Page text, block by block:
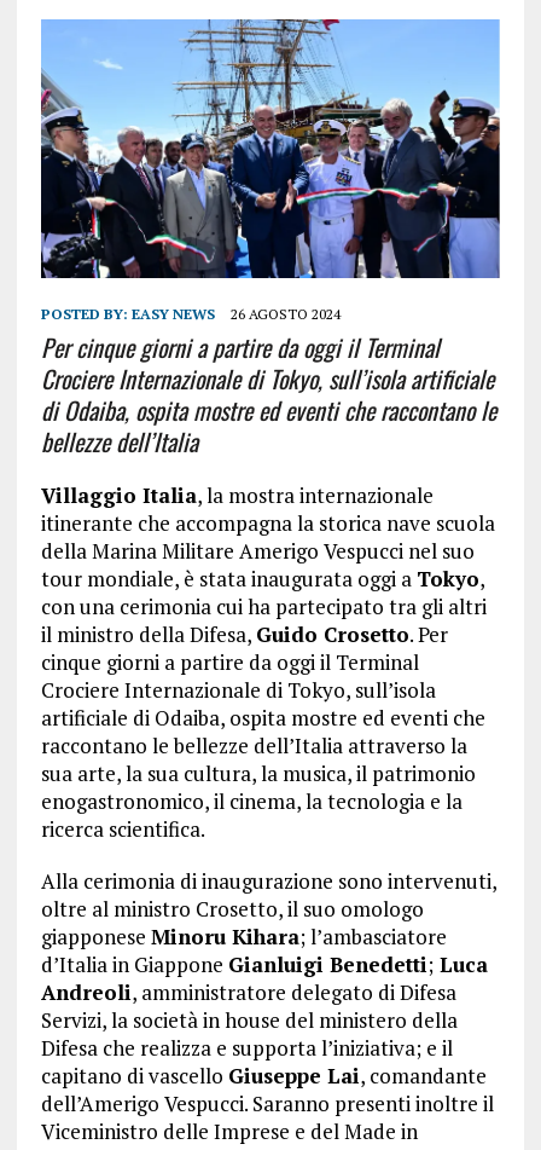
POSTED BY: EASY NEWS 26 AGOSTO 2024
Per cinque giorni a partire da oggi il Terminal
Crociere Internazionale di Tokyo, sull’isola artificiale
di Odaiba, ospita mostre ed eventi che raccontano le
bellezze dell’Italia
Villaggio Italia, la mostra internazionale
itinerante che accompagna la storica nave scuola
della Marina Militare Amerigo Vespucci nel suo
tour mondiale, è stata inaugurata oggi a Tokyo,
con una cerimonia cui ha partecipato tra gli altri
il ministro della Difesa, Guido Crosetto. Per
cinque giorni a partire da oggi il Terminal
Crociere Internazionale di Tokyo, sull’isola
artificiale di Odaiba, ospita mostre ed eventi che
raccontano le bellezze dell’Italia attraverso la
sua arte, la sua cultura, la musica, il patrimonio
enogastronomico, il cinema, la tecnologia e la
ricerca scientifica.
Alla cerimonia di inaugurazione sono intervenuti,
oltre al ministro Crosetto, il suo omologo
giapponese Minoru Kihara; l’ambasciatore
d’Italia in Giappone Gianluigi Benedetti;Luca
Andreoli, amministratore delegato di Difesa
Servizi, la società in house del ministero della
Difesa che realizza e supporta l’iniziativa; e il
capitano di vascello Giuseppe Lai, comandante
dell’Amerigo Vespucci. Saranno presenti inoltre il
Viceministro delle Imprese e del Made in